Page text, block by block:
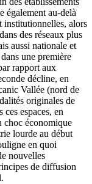
également au-delà
institutionnelles, alors
des réseaux plus
aussi nationale et
une première
rapport aux
décline, en
Vallée (nord de
originales de
espaces, en
choc économique
lourde au début
en quoi
nouvelles
de diffusion